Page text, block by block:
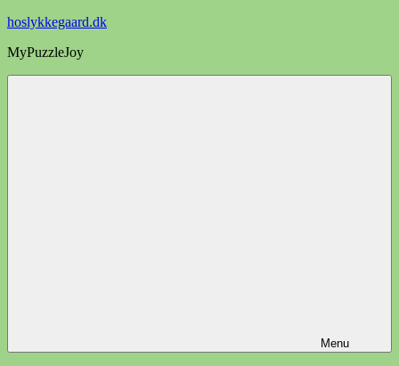
Videre
indhold
hoslykkegaard.dk
MyPuzzleJoy
Menu